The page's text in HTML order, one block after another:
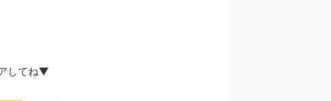
してね▼